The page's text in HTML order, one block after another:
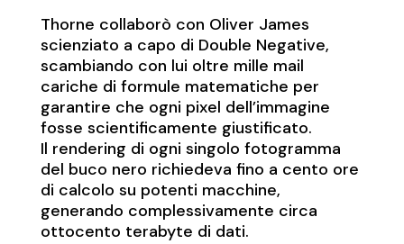
Thorne collaborò con Oliver James
scienziato a capo di Double Negative,
scambiando con lui oltre mille mail
cariche di formule matematiche per
garantire che ogni pixel dell’immagine
fosse scientificamente giustificato.
Il rendering di ogni singolo fotogramma
del buco nero richiedeva fino a cento ore
di calcolo su potenti macchine,
generando complessivamente circa
ottocento terabyte di dati.